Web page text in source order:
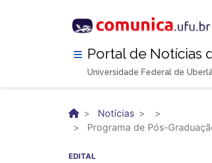
Portal de Notícias
Universidade Federal de
Notícias
Programa de Pós-
EDITAL